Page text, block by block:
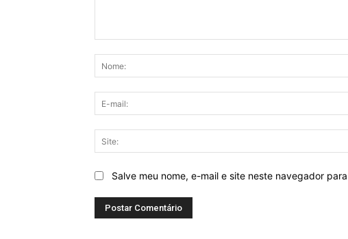
Salve meu nome, e-mail e site neste navegador